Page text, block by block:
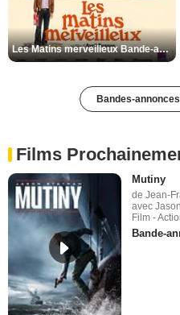
Les Matins merveilleux Bande-annonce VF
Bandes-
Films
Mutiny
de Jean-
avec
Film -
Bande-